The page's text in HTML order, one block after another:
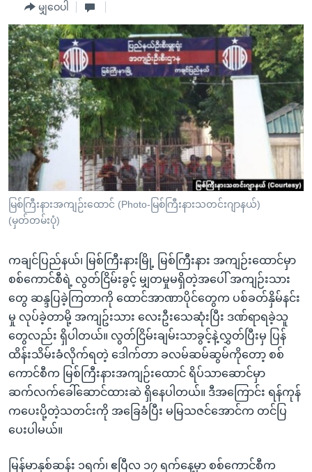
ကျော်
ကြည့်
ရန်
ပင်မ
အ
ညွန်း
စာမျက်နှာ
သို့
ကျော်
ကြည့်
ရန်
ရန်
နေရာ
သို့
ကျော်
ရန်
အစ္စရေး-ပါလက်စတိုင်း
အင်္ဂလိပ်စာလေ့လာမယ်
အမေရိကန်သုံးအီဒီယံ
မကြေးမုံရဲ့ အင်္ဂလိပ်စာ
ရုပ်ရှင်ထဲက အင်္ဂလိပ်စာ
သုတပဒေသာ အင်္ဂလိပ်စာ
အပတ်စဉ်ကဏ္ဍများ
ရေဒီယို
တီဗွီ
ရေဒီယိုနှင့်ရုပ်သံ အချက်အလက်များ
ရေဒီယို/တီဗွီအစီအစဉ်
Learning English
ဗွီအိုအေ လူမှုကွန်ယက်များ
မျှဝေပါ
မြစ်ကြီးနားအကျဉ်းထောင် (Photo-မြစ်ကြီးနားသတင်းဂျာနယ်)
(မှတ်တမ်းပုံ)
ကချင်ပြည်နယ်၊ မြစ်ကြီးနားမြို့ မြစ်ကြီးနား အကျဉ်းထောင်မှာ
စစ်ကောင်စီရဲ့ လွတ်ငြိမ်းခွင့် မျှတမှုမရှိတဲ့အပေါ် အကျဉ်းသား
တွေ ဆန္ဒပြခဲ့ကြတာကို ထောင်အာဏာပိုင်တွေက ပစ်ခတ်နှိမ်နင်း
မှု လုပ်ခဲ့တာမို့ အကျဥ်းသား လေးဦးသေဆုံးပြီး ဒဏ်ရာရခဲ့သူ
တွေလည်း ရှိပါတယ်။ လွတ်ငြိမ်းချမ်းသာခွင့်နဲ့လွှတ်ပြီးမှ ပြန်
ထိန်းသိမ်းခံလိုက်ရတဲ့ ဒေါက်တာ ခလမ်ဆမ်ဆွမ်ကိုတော့ စစ်
ကောင်စီက မြစ်ကြီးနားအကျဉ်းထောင် ရိပ်သာဆောင်မှာ
ဆက်လက်ခေါ်ဆောင်ထားဆဲ ရှိနေပါတယ်။ ဒီအကြောင်း ရန်ကုန်
ကပေးပို့တဲ့သတင်းကို အခြေခံပြီး မမြသဇင်အောင်က တင်ပြ
ပေးပါမယ်။
မြန်မာနှစ်ဆန်း ၁ရက်၊ ဧပြီလ ၁၇ ရက်နေ့မှာ စစ်ကောင်စီက